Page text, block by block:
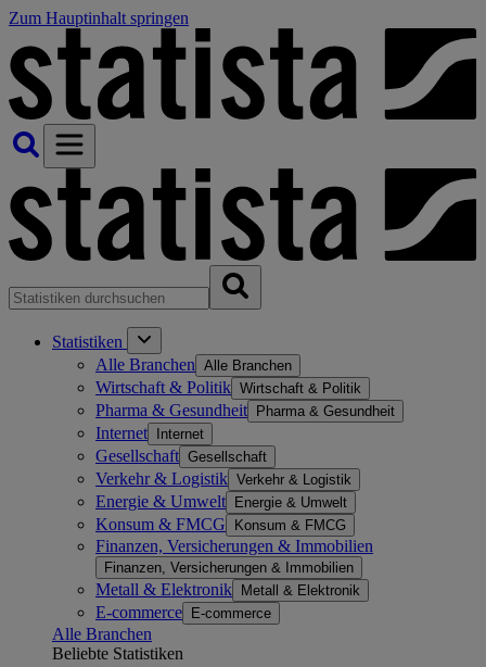
Zum Hauptinhalt springen
Statistiken
Alle Branchen Alle Branchen
Wirtschaft & Politik Wirtschaft & Politik
Pharma & Gesundheit Pharma & Gesundheit
Internet Internet
Gesellschaft Gesellschaft
Verkehr & Logistik Verkehr & Logistik
Energie & Umwelt Energie & Umwelt
Konsum & FMCG Konsum & FMCG
Finanzen, Versicherungen & Immobilien
Finanzen, Versicherungen & Immobilien
Metall & Elektronik Metall & Elektronik
E-commerce E-commerce
Alle Branchen
Beliebte Statistiken